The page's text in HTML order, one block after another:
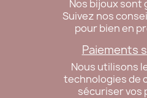
Nos bijoux sont
Suivez nos
pour bien en
Paiements
Nous utilisons
technologies de
sécuriser vos